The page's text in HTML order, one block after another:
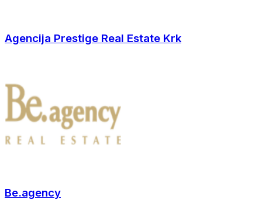
Agencija Prestige Real Estate Krk
Be.agency